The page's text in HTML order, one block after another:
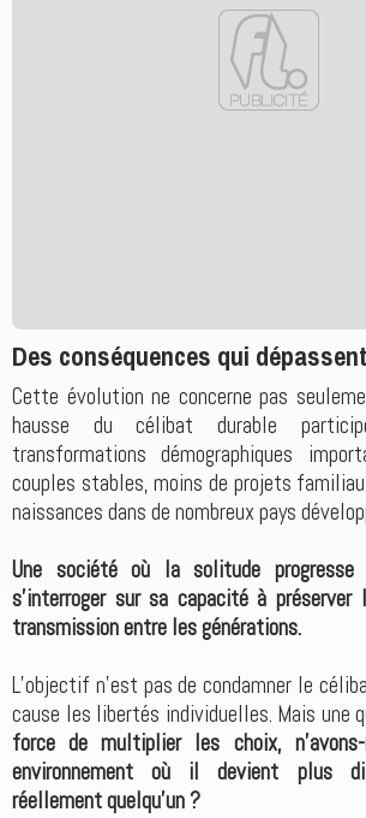
Des conséquences qui
Cette évolution ne concerne pas
hausse du célibat durable
transformations démographiques
couples stables, moins de projets
naissances dans de nombreux pays
Une société où la solitude progresse
s’interroger sur sa capacité à
transmission entre les générations.
L’objectif n’est pas de condamner le
cause les libertés individuelles. Mais une
force de multiplier les choix,
environnement où il devient plus
réellement quelqu’un ?